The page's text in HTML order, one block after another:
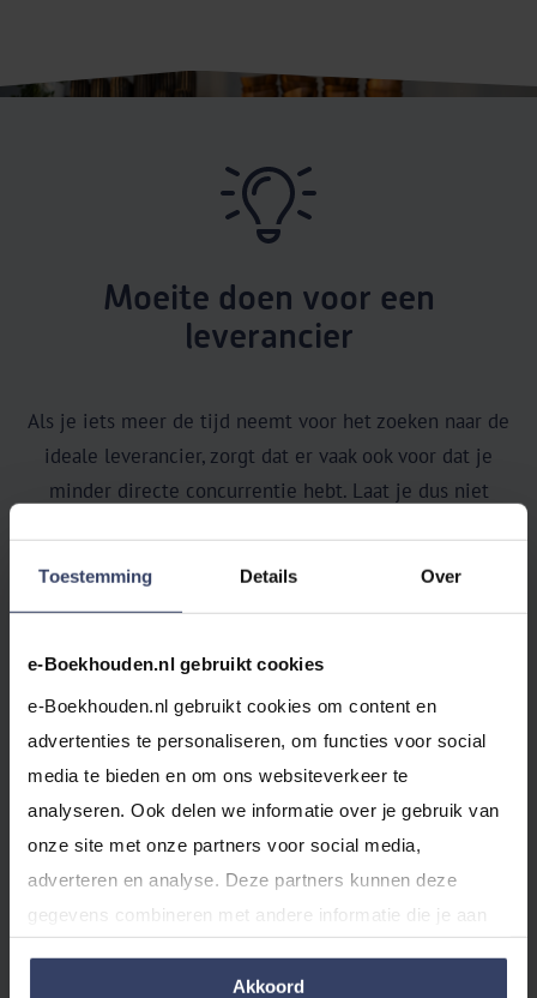
Toestemming Details Over
e-Boekhouden.nl gebruikt cookies
e-Boekhouden.nl gebruikt cookies om content en
advertenties te personaliseren, om functies voor social
media te bieden en om ons websiteverkeer te
analyseren. Ook delen we informatie over je gebruik van
onze site met onze partners voor social media,
adverteren en analyse. Deze partners kunnen deze
gegevens combineren met andere informatie die je aan
van jouw gebruik van hun services.
Akkoord
Moeite doen voor een
leverancier
Als je iets meer de tijd neemt voor het zoeken naar de
ideale leverancier, zorgt dat er vaak ook voor dat je
minder directe concurrentie hebt. Laat je dus niet
waarbij je zelf actie moet ondernemen om de artikelen
kom je sneller tot een echt eigen assortiment. De
meeste Europese leveranciers tonen niet meteen het
Je moet dus eerst even contact opnemen voor je hier
toegang tot krijgt. Merken die jij leuk vindt kun je ook
zelf benaderen en vragen met welke groothandels zij
zoal zakendoen. Daarmee toon je ook al gelijk je
ondernemerschap.